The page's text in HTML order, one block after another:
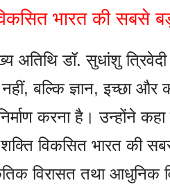
भारत की सबसे
अतिथि डॉ. सुधांशु
बल्कि ज्ञान, इच्छा
करना है। उन्होंने
विकसित भारत की
विरासत तथा आधुनिक